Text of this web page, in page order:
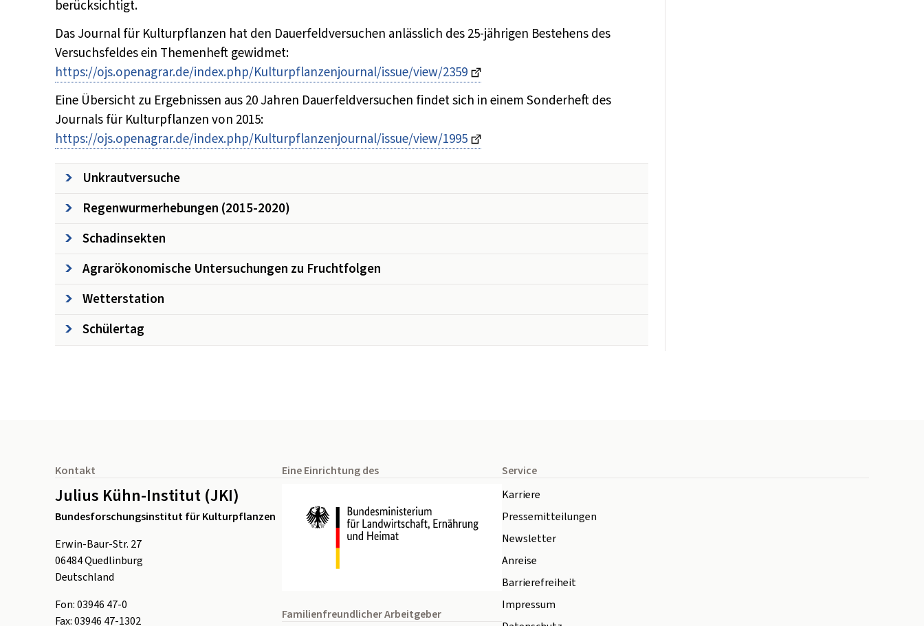
berücksichtigt.
Das Journal für Kulturpflanzen hat den Dauerfeldversuchen anlässlich des 25-jährigen Bestehens des
Versuchsfeldes ein Themenheft gewidmet:
https://ojs.openagrar.de/index.php/Kulturpflanzenjournal/issue/view/2359
Eine Übersicht zu Ergebnissen aus 20 Jahren Dauerfeldversuchen findet sich in einem Sonderheft des
Journals für Kulturpflanzen von 2015:
https://ojs.openagrar.de/index.php/Kulturpflanzenjournal/issue/view/1995
Unkrautversuche
Regenwurmerhebungen (2015-2020)
Schadinsekten
Agrarökonomische Untersuchungen zu Fruchtfolgen
Wetterstation
Schülertag
Kontakt
Julius Kühn-Institut (JKI)
Bundesforschungsinstitut für Kulturpflanzen
Erwin-Baur-Str. 27
06484Quedlinburg
Deutschland
Fon:03946 47-0
Fax:03946 47-1302
Eine Einrichtung des
Familienfreundlicher Arbeitgeber
Service
Karriere
Pressemitteilungen
Newsletter
Anreise
Barrierefreiheit
Impressum